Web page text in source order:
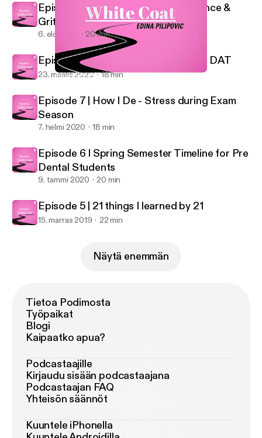
Episode 8 | How I’m studying for the DAT
Episode 9 | A Chat about Perseverance &
Grit
6. elo 2020 20 min
Episode 8 | How I’m studying for the DAT
23. maalis 2020 18 min
Episode 7 | How I De - Stress during Exam
Season
7. helmi 2020 18 min
Episode 6 I Spring Semester Timeline for Pre
Dental Students
9. tammi 2020 20 min
Episode 5 | 21 things I learned by 21
15. marras 2019 22 min
Näytä enemmän
Tietoa Podimosta
Työpaikat
Blogi
Kaipaatko apua?
Podcastaajille
Kirjaudu sisään podcastaajana
Podcastaajan FAQ
Yhteisön säännöt
Kuuntele iPhonella